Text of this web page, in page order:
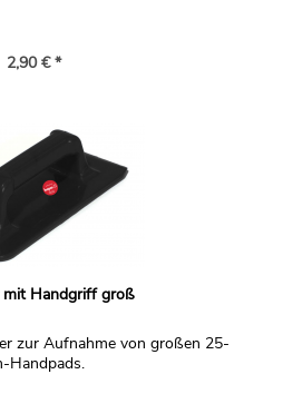
2,90 € *
mit Handgriff groß
zur Aufnahme von großen 25-
Handpads.